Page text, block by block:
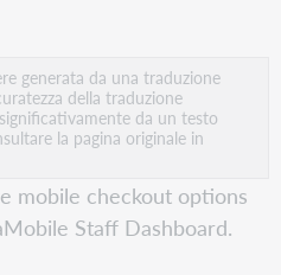
generata da una traduzione
della traduzione
da un testo
la pagina originale in
mobile checkout options
Staff Dashboard.